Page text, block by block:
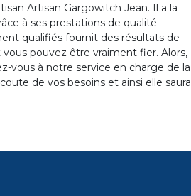
Artisan Gargowitch Jean. Il a la
à ses prestations de qualité
qualifiés fournit des résultats de
pouvez être vraiment fier. Alors,
vous à notre service en charge de la
de vos besoins et ainsi elle saura